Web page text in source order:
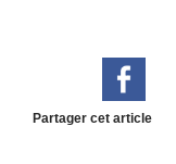
Partager cet article